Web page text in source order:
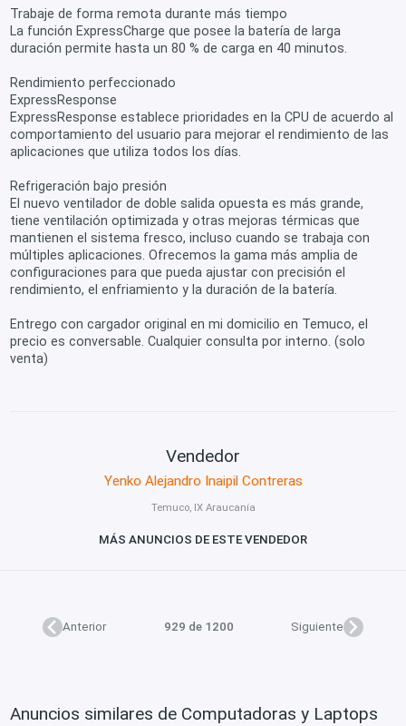
Trabaje de forma remota durante más tiempo
La función ExpressCharge que posee la batería de larga
duración permite hasta un 80 % de carga en 40 minutos.
Rendimiento perfeccionado
ExpressResponse
ExpressResponse establece prioridades en la CPU de acuerdo al
comportamiento del usuario para mejorar el rendimiento de las
aplicaciones que utiliza todos los días.
Refrigeración bajo presión
El nuevo ventilador de doble salida opuesta es más grande,
tiene ventilación optimizada y otras mejoras térmicas que
mantienen el sistema fresco, incluso cuando se trabaja con
múltiples aplicaciones. Ofrecemos la gama más amplia de
configuraciones para que pueda ajustar con precisión el
rendimiento, el enfriamiento y la duración de la batería.
Entrego con cargador original en mi domicilio en Temuco, el
precio es conversable. Cualquier consulta por interno. (solo
venta)
Vendedor
Yenko Alejandro Inaipil Contreras
Temuco, IX Araucanía
MÁS ANUNCIOS DE ESTE VENDEDOR
Anterior 929 de 1200 Siguiente
Anuncios similares de Computadoras y Laptops